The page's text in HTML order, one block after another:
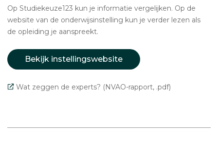
Op Studiekeuze123 kun je informatie vergelijken. Op de
website van de onderwijsinstelling kun je verder lezen als
de opleiding je aanspreekt.
Bekijk instellingswebsite
Wat zeggen de experts? (NVAO-rapport, .pdf)